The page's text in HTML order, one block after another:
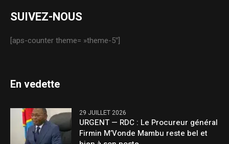
SUIVEZ-NOUS
[aps-counter theme= »theme-5″]
En vedette
29 JUILLET 2026
URGENT — RDC : Le Procureur général
Firmin M’Vonde Mambu reste bel et